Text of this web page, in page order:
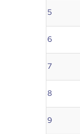
5
6
7
8
9